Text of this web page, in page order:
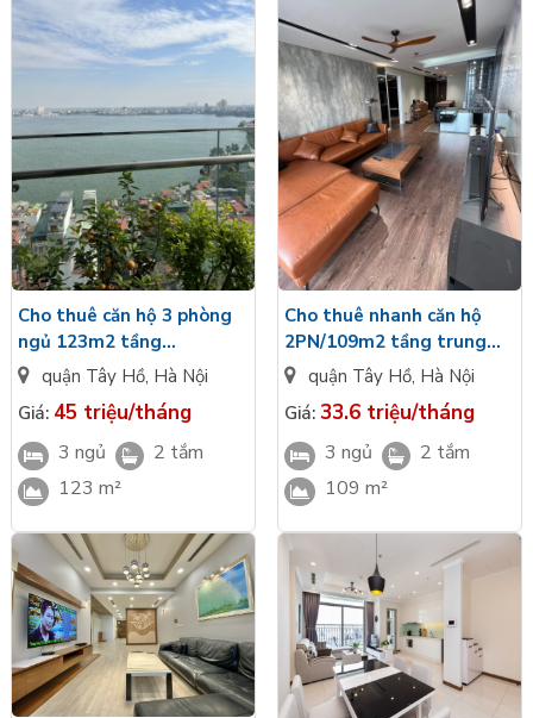
Cho thuê căn hộ 3 phòng
ngủ 123m2 tầng
trung view Hồ Tây tại S2A
quận Tây Hồ, Hà Nội
Giá: 45 triệu/tháng
3 ngủ
2 tắm
123 m²
Cho thuê nhanh căn hộ
2PN/109m2 tầng trung
view thoáng full đồ tại
quận Tây Hồ, Hà Nội
Giá: 33.6 triệu/tháng
3 ngủ
2 tắm
109 m²